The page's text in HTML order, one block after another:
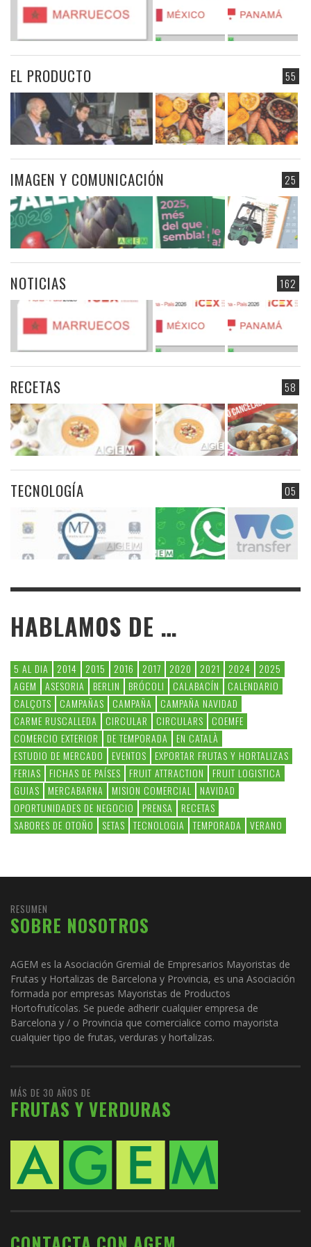
55
EL PRODUCTO
25
IMAGEN Y COMUNICACIÓN
162
NOTICIAS
58
RECETAS
05
TECNOLOGÍA
HABLAMOS DE …
5 AL DIA 2014 2015 2016 2017 2020 2021 2024
2025
AGEM
ASESORIA BERLIN BRÓCOLI CALABACÍN
CALENDARIO
CALÇOTS
CAMPAÑAS CAMPAÑA
CAMPAÑA NAVIDAD
CARME RUSCALLEDA
CIRCULAR CIRCULARS
COEMFE
COMERCIO EXTERIOR
DE TEMPORADA
EN CATALÀ
ESTUDIO DE MERCADO
EVENTOS
EXPORTAR FRUTAS Y HORTALIZAS
FERIAS
FICHAS DE PAÍSES FRUIT ATTRACTION
FRUIT LOGISTICA
GUIAS
MERCABARNA MISION COMERCIAL
NAVIDAD
OPORTUNIDADES DE NEGOCIO
PRENSA
RECETAS
SABORES DE OTOÑO
SETAS TECNOLOGIA TEMPORADA VERANO
RESUMEN
SOBRE NOSOTROS
AGEM es la Asociación Gremial de Empresarios Mayoristas de
Frutas y Hortalizas de Barcelona y Provincia, es una Asociación
formada por empresas Mayoristas de Productos
Hortofrutícolas. Se puede adherir cualquier empresa de
Barcelona y / o Provincia que comercialice como mayorista
cualquier tipo de frutas, verduras y hortalizas.
MÁS DE 30 AÑOS DE
FRUTAS Y VERDURAS